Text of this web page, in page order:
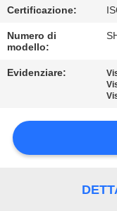
RICHIEDA
UNA
CITAZIONE
MAPPA
Certificazione:
Numero di
modello:
Evidenziare: